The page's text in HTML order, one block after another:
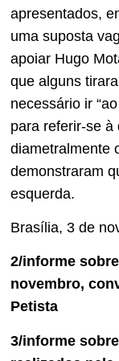
apresentados,
uma suposta
apoiar Hugo
que alguns
necessário ir “ao
para referir-se à
diametralmente
demonstraram
esquerda.
Brasília, 3 de
2/informe
novembro,
Petista
3/informe